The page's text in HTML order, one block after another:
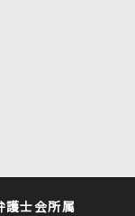
護士会所属